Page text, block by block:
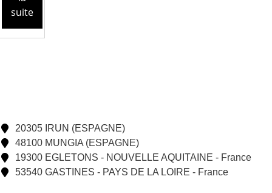
suite
20305 IRUN (ESPAGNE)
48100 MUNGIA (ESPAGNE)
19300 EGLETONS - NOUVELLE AQUITAINE - France
53540 GASTINES - PAYS DE LA LOIRE - France